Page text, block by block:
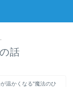
話
温かくなる"魔法のひ